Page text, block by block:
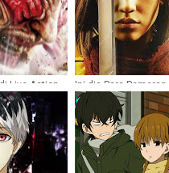
Live Action
Ini dia Para
Attack on Titan